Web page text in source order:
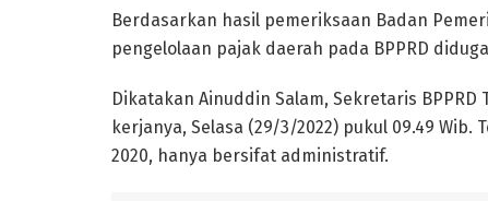
Berdasarkan hasil pemeriksaan Badan
pengelolaan pajak daerah pada BPPRD
Dikatakan Ainuddin Salam, Sekretaris
kerjanya, Selasa (29/3/2022) pukul 09.49
2020, hanya bersifat administratif.